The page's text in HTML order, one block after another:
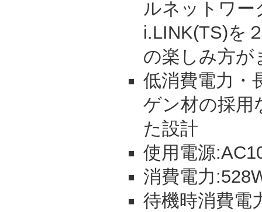
ルネットワー
i.LINK(TS)を
の楽しみ方が
低消費電力・
ゲン材の採用
た設計
使用電源
消費電力
待機時消費電